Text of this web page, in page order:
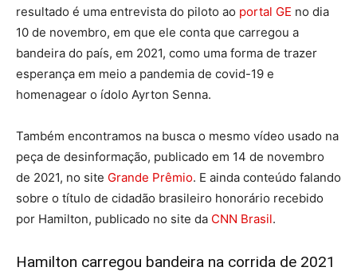
resultado é uma entrevista do piloto ao portal GE no dia
10 de novembro, em que ele conta que carregou a
bandeira do país, em 2021, como uma forma de trazer
esperança em meio a pandemia de covid-19 e
homenagear o ídolo Ayrton Senna.
Também encontramos na busca o mesmo vídeo usado na
peça de desinformação, publicado em 14 de novembro
de 2021, no site Grande Prêmio. E ainda conteúdo falando
sobre o título de cidadão brasileiro honorário recebido
por Hamilton, publicado no site da CNN Brasil.
Hamilton carregou bandeira na corrida de 2021